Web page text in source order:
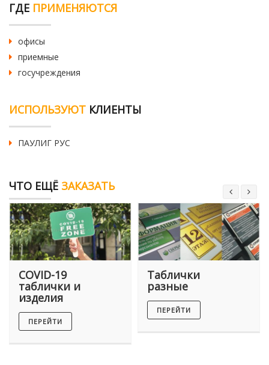
ГДЕ ПРИМЕНЯЮТСЯ
офисы
приемные
госучреждения
ИСПОЛЬЗУЮТ КЛИЕНТЫ
ПАУЛИГ РУС
ЧТО ЕЩЁ ЗАКАЗАТЬ
COVID-19
таблички и
изделия
ПЕРЕЙТИ
Таблички
разные
ПЕРЕЙТИ